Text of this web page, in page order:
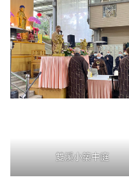
雙溪小築中庭